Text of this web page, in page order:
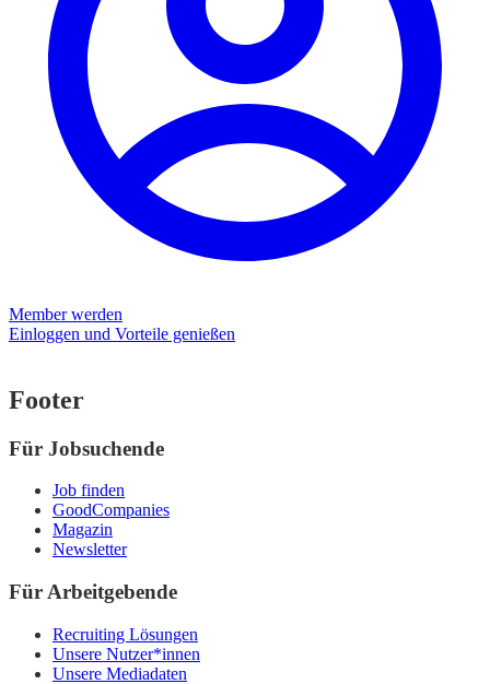
Member werden
Einloggen und Vorteile genießen
Footer
Für Jobsuchende
Job finden
GoodCompanies
Magazin
Newsletter
Für Arbeitgebende
Recruiting Lösungen
Unsere Nutzer*innen
Unsere Mediadaten